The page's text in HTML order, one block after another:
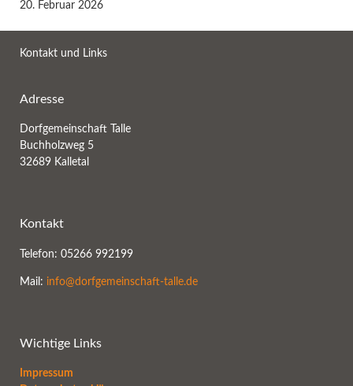
20. Februar 2026
Kontakt und Links
Adresse
Dorfgemeinschaft Talle
Buchholzweg 5
32689 Kalletal
Kontakt
Telefon: 05266 992199
Mail: info@dorfgemeinschaft-talle.de
Wichtige Links
Impressum